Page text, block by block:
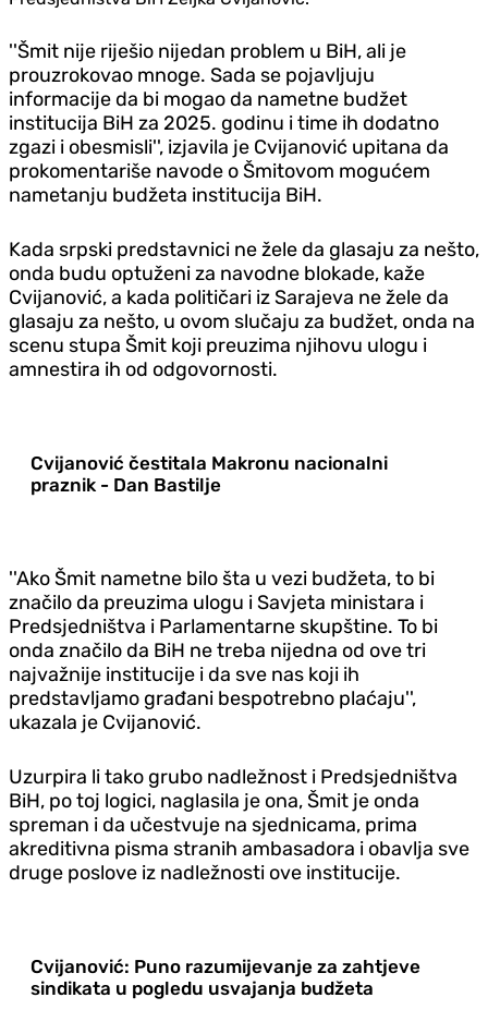
''Šmit nije riješio nijedan problem u BiH, ali je
prouzrokovao mnoge. Sada se pojavljuju
informacije da bi mogao da nametne budžet
institucija BiH za 2025. godinu i time ih dodatno
zgazi i obesmisli'', izjavila je Cvijanović upitana da
prokomentariše navode o Šmitovom mogućem
nametanju budžeta institucija BiH.
Kada srpski predstavnici ne žele da glasaju za nešto,
onda budu optuženi za navodne blokade, kaže
Cvijanović, a kada političari iz Sarajeva ne žele da
glasaju za nešto, u ovom slučaju za budžet, onda na
scenu stupa Šmit koji preuzima njihovu ulogu i
amnestira ih od odgovornosti.
Cvijanović čestitala Makronu nacionalni
praznik - Dan Bastilje
''Ako Šmit nametne bilo šta u vezi budžeta, to bi
značilo da preuzima ulogu i Savjeta ministara i
Predsjedništva i Parlamentarne skupštine. To bi
onda značilo da BiH ne treba nijedna od ove tri
najvažnije institucije i da sve nas koji ih
predstavljamo građani bespotrebno plaćaju'',
ukazala je Cvijanović.
Uzurpira li tako grubo nadležnost i Predsjedništva
BiH, po toj logici, naglasila je ona, Šmit je onda
spreman i da učestvuje na sjednicama, prima
akreditivna pisma stranih ambasadora i obavlja sve
druge poslove iz nadležnosti ove institucije.
Cvijanović: Puno razumijevanje za zahtjeve
sindikata u pogledu usvajanja budžeta